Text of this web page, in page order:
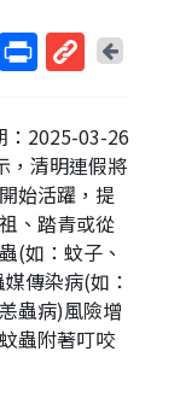
短
網
址
回
頁
：2025-03-26
，清明連假將
始活躍，提
、踏青或從
(如：蚊子、
傳染病(如：
蟲病)風險增
蟲附著叮咬